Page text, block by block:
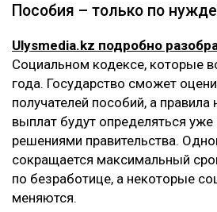
Пособия – только по
Ulysmedia.kz подробно
Социальном кодексе, которые
года. Государство сможет
получателей пособий, а правила
выплат будут определяться уже
решениями правительства.
сокращается максимальный
по безработице, а некоторые
меняются.